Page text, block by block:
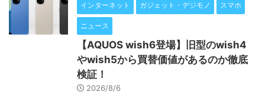
インターネット ガジェット・デジモノ スマホ
ニュース
【AQUOS wish6登場】旧型のwish4
やwish5から買替価値があるのか徹底
検証！
2026/8/6